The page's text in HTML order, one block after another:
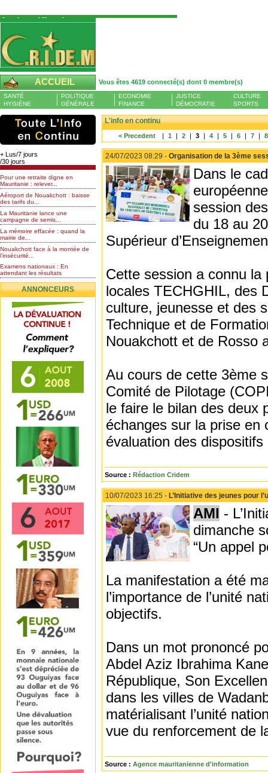
Authentification
Pour S'authentifier veuillez fournir votre
Pseudo et Mot de passer et cliquez sur : Se
connecter
Pseudo
Mot de passe
ACCUEIL Vous êtes 4619 connecté(s) dont 0 membre(s)
Liste des membres en ligne (0)
SANTÉ
HYGIÈNE
POLITIQUE
GÉNÉRALE
ECONOMIE
FINANCE
JUSTICE
DÉMOCRATIE
CULTURE
SPORTS
+ Lus/7 jours
/30 jours
Pour une retraite digne en
Mauritanie : relever...
Aéroport de Nouakchott : baisse
des tarifs du...
La Mauritanie lance une
campagne de semis...
La mémoire effacée : quand la
mairie de...
Nouakchott face à la montée de
l’insécurité...
Examens nationaux : En
attendant les résultats
Nomination de l’Honorable Diye
Ba au poste de...
Mauritanie : les résultats du
baccalauréat 2026...
Mauritanie : Les 10 premiers au
BEPC 2026
Un syndicat de l’enseignement
rejette la...
ANNONCEURS
L'info en continu
< Precedent | 1 | 2 | 3 | 4 | 5 | 6 | 7 | 8
24/07/2023 08:29 - Organisation de la 3ème
Dans le
session
du 18 au
Supérieur
Cette session a connu la
locales TECHGHIL, des
culture, jeunesse et des
Technique et de
Nouakchott et de Rosso
Au cours de cette 3ème
Comité de Pilotage
le faire le bilan des deux
échanges sur la prise en
évaluation des dispositifs
Source : Rédaction Cridem
10/07/2023 16:25 - L’Initiative des jeunes pour
AMI -
dimanche
“Un appel
La manifestation a été
l’importance de l’unité
objectifs.
Dans un mot prononcé
Abdel Aziz Ibrahima
République, Son
dans les villes de
matérialisant l’unité
vue du renforcement de
Source : Agence mauritanienne d'information